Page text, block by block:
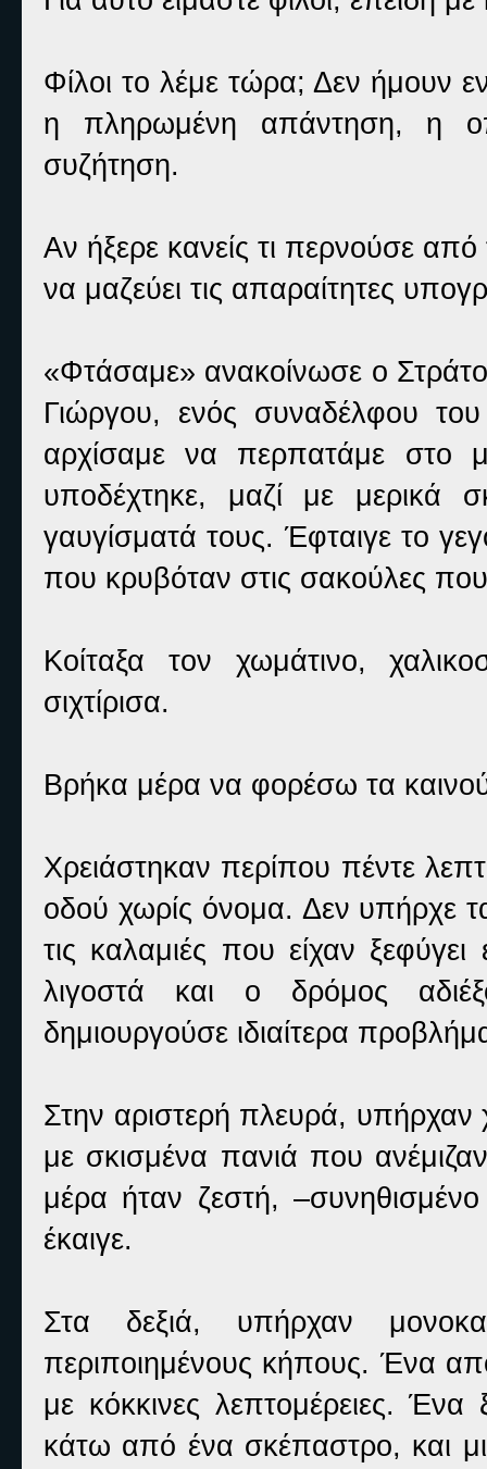
Φίλοι το λέμε τώρα; Δεν ήμουν
η πληρωμένη απάντηση, η
συζήτηση.
Αν ήξερε κανείς τι περνούσε
να μαζεύει τις απαραίτητες
«Φτάσαμε» ανακοίνωσε ο
Γιώργου, ενός συναδέλφου του
αρχίσαμε να περπατάμε στο
υποδέχτηκε, μαζί με
γαυγίσματά τους. Έφταιγε το
που κρυβόταν στις σακούλες
Κοίταξα τον χωμάτινο,
σιχτίρισα.
Βρήκα μέρα να φορέσω τα
Χρειάστηκαν περίπου πέντε
οδού χωρίς όνομα. Δεν υπήρχε
τις καλαμιές που είχαν
λιγοστά και ο δρόμος
δημιουργούσε ιδιαίτερα
Στην αριστερή πλευρά, υπήρχαν
με σκισμένα πανιά που
μέρα ήταν ζεστή,
έκαιγε.
Στα δεξιά, υπήρχαν
περιποιημένους κήπους. Ένα
με κόκκινες λεπτομέρειες.
κάτω από ένα σκέπαστρο, και